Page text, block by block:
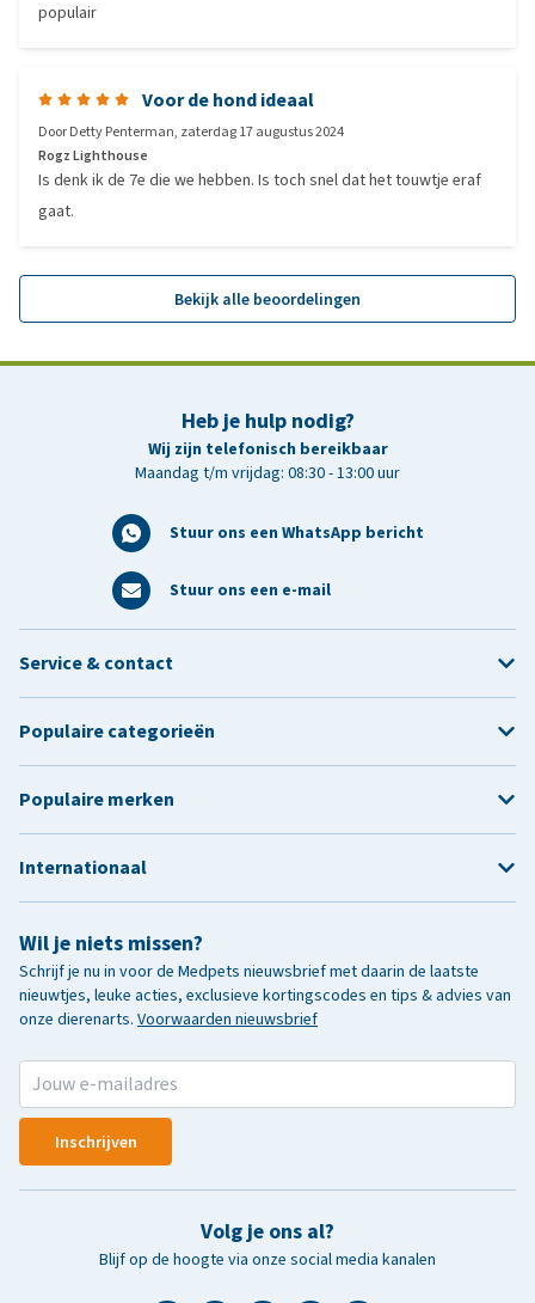
populair
Voor de hond ideaal
DoorDetty Penterman, zaterdag 17 augustus 2024
Rogz Lighthouse
Is denk ik de 7e die we hebben. Is toch snel dat het touwtje eraf
gaat.
Bekijk alle beoordelingen
Heb je hulp nodig?
Wij zijn telefonisch bereikbaar
Maandag t/m vrijdag: 08:30 - 13:00 uur
Stuur ons een WhatsApp bericht
Stuur ons een e-mail
Wil je niets missen?
Schrijf je nu in voor de Medpets nieuwsbrief met daarin de laatste
nieuwtjes, leuke acties, exclusieve kortingscodes en tips & advies van
onze dierenarts. Voorwaarden nieuwsbrief
Inschrijven
Volg je ons al?
Blijf op de hoogte via onze social media kanalen
Service & contact
Populaire categorieën
Populaire merken
Internationaal